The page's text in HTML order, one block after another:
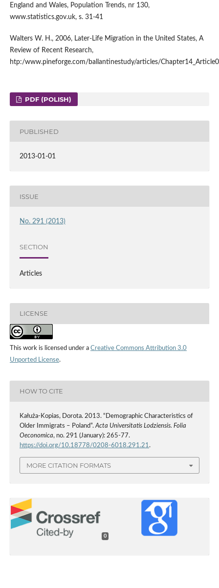
England and Wales, Population Trends, nr 130,
www.statistics.gov.uk, s. 31-41
Walters W. H., 2006, Later-Life Migration in the United States, A
Review of Recent Research,
htp:/www.pineforge.com/ballantinestudy/articles/
PDF (POLISH)
PUBLISHED
2013-01-01
ISSUE
No. 291 (2013)
SECTION
Articles
LICENSE
This work is licensed under a Creative Commons Attribution 3.0
Unported License.
HOW TO CITE
Kałuża-Kopias, Dorota. 2013. “Demographic Characteristics of
Older Immigrats – Poland”. Acta Universitatis Lodziensis. Folia
Oeconomica, no. 291 (January): 265-77.
https://doi.org/10.18778/0208-6018.291.21 .
MORE CITATION FORMATS
0